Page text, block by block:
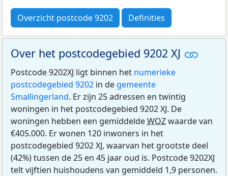
Overzicht postcode 9202 Definities
Over het postcodegebied 9202 XJ
Postcode 9202XJ ligt binnen het numerieke
postcodegebied 9202 in de gemeente
Smallingerland. Er zijn 25 adressen en twintig
woningen in het postcodegebied 9202 XJ. De
woningen hebben een gemiddeldeWOZwaarde van
€405.000. Er wonen 120 inwoners in het
postcodegebied 9202 XJ, waarvan het grootste deel
(42%) tussen de 25 en 45 jaar oud is. Postcode 9202XJ
telt vijftien huishoudens van gemiddeld 1,9 personen.